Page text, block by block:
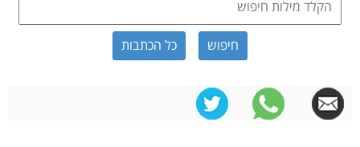
כל הכתבות